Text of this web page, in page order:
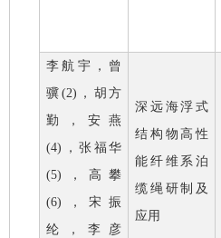
李航宇，曾
骥 (2) ，胡方
勤，安燕
(4) ，张福华
(5) ，高攀
(6) ，宋振
纶，李彦
深远海浮式
结构物高性
能纤维系泊
缆绳研制及
应用